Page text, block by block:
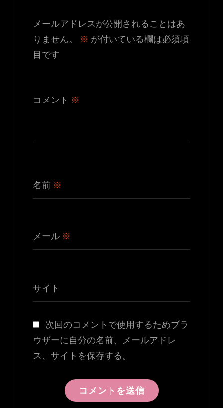
メールアドレスが公開されることはあ
りません。
※ が付いている欄は必須項
目です
コメント ※
名前 ※
メール ※
サイト
次回のコメントで使用するためブラ
ウザーに自分の名前、メールアドレ
ス、サイトを保存する。